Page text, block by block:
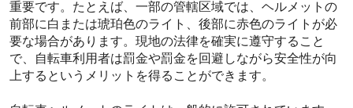
重要です。たとえば、一部の管轄区域では、ヘルメットの
前部に白または琥珀色のライト、後部に赤色のライトが必
要な場合があります。現地の法律を確実に遵守すること
で、自転車利用者は罰金や罰金を回避しながら安全性が向
上するというメリットを得ることができます。